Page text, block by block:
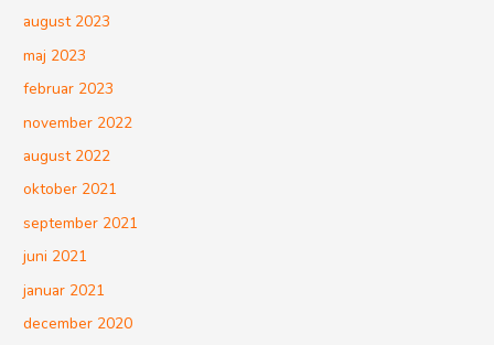
august 2023
maj 2023
februar 2023
november 2022
august 2022
oktober 2021
september 2021
juni 2021
januar 2021
december 2020